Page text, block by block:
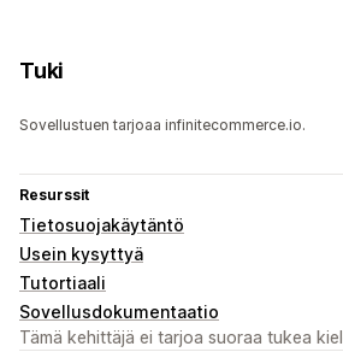
Tuki
Sovellustuen tarjoaa infinitecommerce.io.
Resurssit
Tietosuojakäytäntö
Usein kysyttyä
Tutortiaali
Sovellusdokumentaatio
Tämä kehittäjä ei tarjoa suoraa tukea